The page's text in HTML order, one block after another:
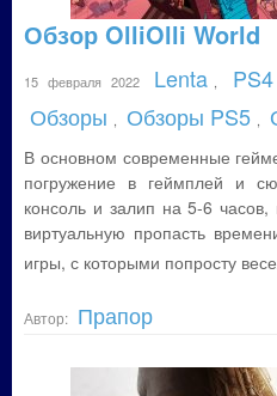
Обзор OlliOlli World
15 февраля 2022 Lenta PS4
Обзоры Обзоры PS5
В основном современные
погружение в геймплей и
консоль и залип на 5-6
виртуальную пропасть
игры, с которыми попросту
Автор: Прапор